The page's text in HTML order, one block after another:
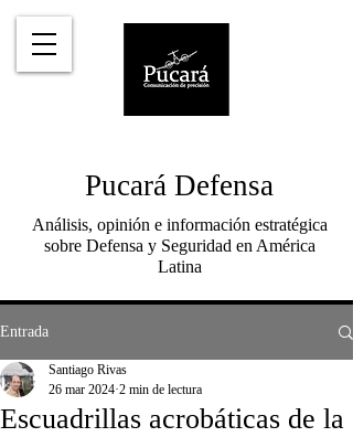
Pucará Defensa
Análisis, opinión e información estratégica
sobre Defensa y Seguridad en América
Latina
Entrada
Escuadrillas acrobáticas de la
Santiago Rivas
26 mar 2024 2 min de lectura